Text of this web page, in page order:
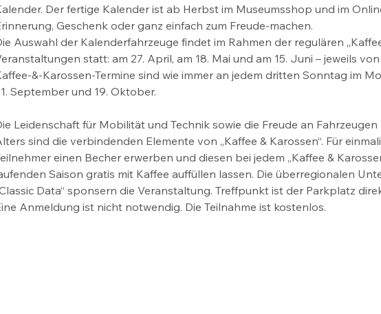
Der fertige Kalender ist ab Herbst im Museumsshop und im
Geschenk oder ganz einfach zum Freude-machen.
Auswahl der Kalenderfahrzeuge findet im Rahmen der regulären
statt: am 27. April, am 18. Mai und am 15. Juni – jeweils von
&-Karossen-Termine sind wie immer an jedem dritten Sonntag im
September und 19. Oktober.
Leidenschaft für Mobilität und Technik sowie die Freude an
sind die verbindenden Elemente von „Kaffee & Karossen“. Für
einen Becher erwerben und diesen bei jedem „Kaffee &
Saison gratis mit Kaffee auffüllen lassen. Die überregionalen
Data“ sponsern die Veranstaltung. Treffpunkt ist der Parkplatz
Anmeldung ist nicht notwendig. Die Teilnahme ist kostenlos.